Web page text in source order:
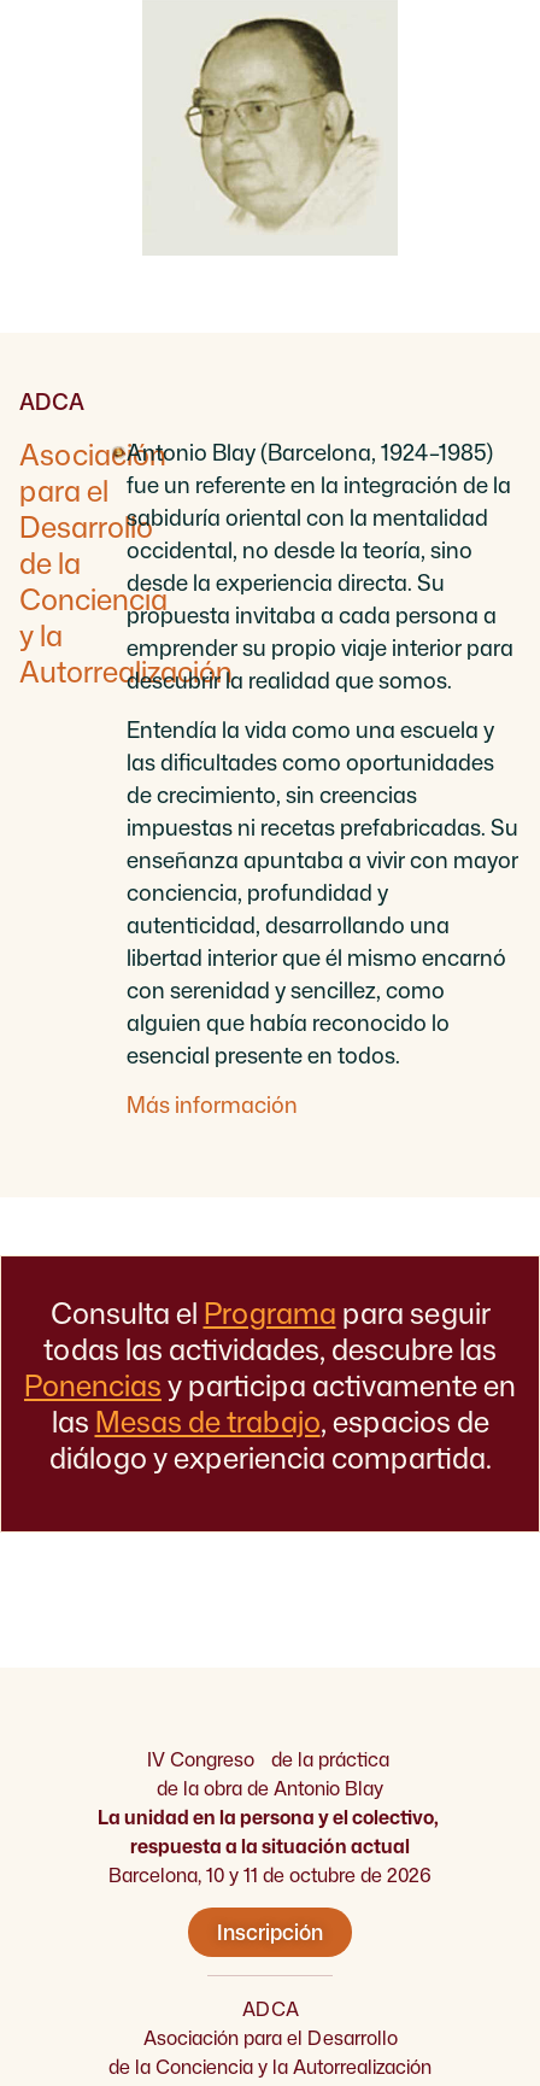
ADCA
Asociación
para el
Desarrollo
de la
Conciencia
y la
Autorrealización
Antonio Blay (Barcelona, 1924–1985)
fue un referente en la integración de la
sabiduría oriental con la mentalidad
occidental, no desde la teoría, sino
desde la experiencia directa. Su
propuesta invitaba a cada persona a
emprender su propio viaje interior para
descubrir la realidad que somos.
Entendía la vida como una escuela y
las dificultades como oportunidades
de crecimiento, sin creencias
impuestas ni recetas prefabricadas. Su
enseñanza apuntaba a vivir con mayor
conciencia, profundidad y
autenticidad, desarrollando una
libertad interior que él mismo encarnó
con serenidad y sencillez, como
alguien que había reconocido lo
esencial presente en todos.
Más información
Consulta el Programa para seguir
todas las actividades, descubre las
Ponenciasy participa activamente en
las Mesas de trabajo, espacios de
diálogo y experiencia compartida.
IV Congreso de la práctica
de la obra de Antonio Blay
La unidad en la persona y el colectivo,
respuesta a la situación actual
Barcelona, 10 y 11 de octubre de 2026
Inscripción
ADCA
Asociación para el Desarrollo
de la Conciencia y la Autorrealización